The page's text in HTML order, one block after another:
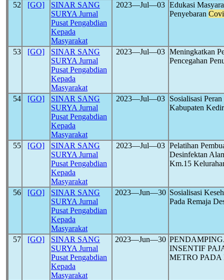
52 [GO]
SINAR SANG
SURYA Jurnal
Pusat Pengabdian
Kepada
Masyarakat
2023―Jul―03 Edukasi
Penyebaran
53 [GO]
SINAR SANG
SURYA Jurnal
Pusat Pengabdian
Kepada
Masyarakat
2023―Jul―03 Meningkatkan
Pencegahan
54 [GO]
SINAR SANG
SURYA Jurnal
Pusat Pengabdian
Kepada
Masyarakat
2023―Jul―03
Sosialisasi
Kabupaten
55 [GO]
SINAR SANG
SURYA Jurnal
Pusat Pengabdian
Kepada
Masyarakat
2023―Jul―03 Pelatihan
Desinfektan
Km.15
56 [GO]
SINAR SANG
SURYA Jurnal
Pusat Pengabdian
Kepada
Masyarakat
2023―Jun―30 Sosialisasi
Pada Remaja
57 [GO]
SINAR SANG
SURYA Jurnal
Pusat Pengabdian
Kepada
Masyarakat
2023―Jun―30
INSENTIF
METRO